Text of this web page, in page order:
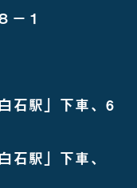
－１
石駅」下車、6
石駅」下車、